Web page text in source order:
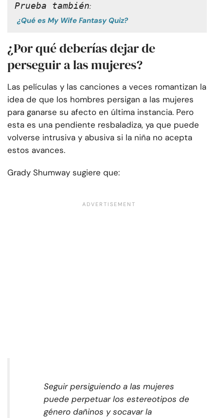
Prueba también:
¿Qué es My Wife Fantasy Quiz?
¿Por qué deberías dejar de
perseguir a las mujeres?
Las películas y las canciones a veces romantizan la
idea de que los hombres persigan a las mujeres
para ganarse su afecto en última instancia. Pero
esta es una pendiente resbaladiza, ya que puede
volverse intrusiva y abusiva si la niña no acepta
estos avances.
Grady Shumway sugiere que:
Seguir persiguiendo a las mujeres
puede perpetuar los estereotipos de
género dañinos y socavar la